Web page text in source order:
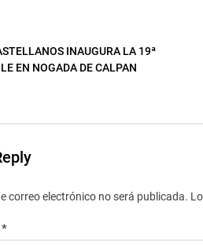
INAUGURA LA 19ª
EN NOGADA DE CALPAN
correo electrónico no será publicada.
*